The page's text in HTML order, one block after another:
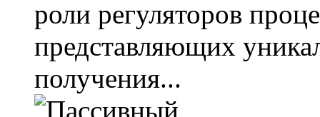
роли регуляторов
представляющих
получения...